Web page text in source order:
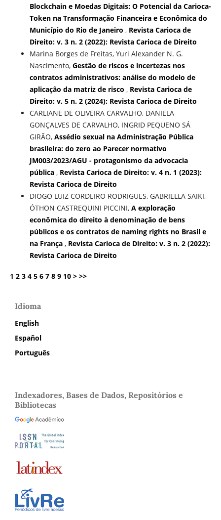
Blockchain e Moedas Digitais: O Potencial da Carioca-
Token na Transformação Financeira e Econômica do
Município do Rio de Janeiro , Revista Carioca de
Direito: v. 3 n. 2 (2022): Revista Carioca de Direito
Marina Borges de Freitas, Yuri Alexander N. G.
Nascimento, Gestão de riscos e incertezas nos
contratos administrativos: análise do modelo de
aplicação da matriz de risco , Revista Carioca de
Direito: v. 5 n. 2 (2024): Revista Carioca de Direito
CARLIANE DE OLIVEIRA CARVALHO, DANIELA
GONÇALVES DE CARVALHO, INGRID PEQUENO SÁ
GIRÃO, Assédio sexual na Administração Pública
brasileira: do zero ao Parecer normativo
JM003/2023/AGU - protagonismo da advocacia
pública , Revista Carioca de Direito: v. 4 n. 1 (2023):
Revista Carioca de Direito
DIOGO LUIZ CORDEIRO RODRIGUES, GABRIELLA SAIKI,
ÓTHON CASTREQUINI PICCINI, A exploração
econômica do direito à denominação de bens
públicos e os contratos de naming rights no Brasil e
na França , Revista Carioca de Direito: v. 3 n. 2 (2022):
Revista Carioca de Direito
1 2 3 4 5 6 7 8 9 10 > >>
Idioma
English
Español
Português
Indexadores, Bases de Dados, Repositórios e
Bibliotecas